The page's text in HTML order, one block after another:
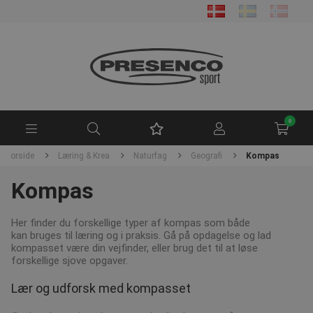
0
Forside Læring & Krea Naturfag Geografi Kompas
Kompas
Her finder du forskellige typer af kompas som både
kan bruges til læring og i praksis. Gå på opdagelse og lad
kompasset være din vejfinder, eller brug det til at løse
forskellige sjove opgaver.
Lær og udforsk med kompasset